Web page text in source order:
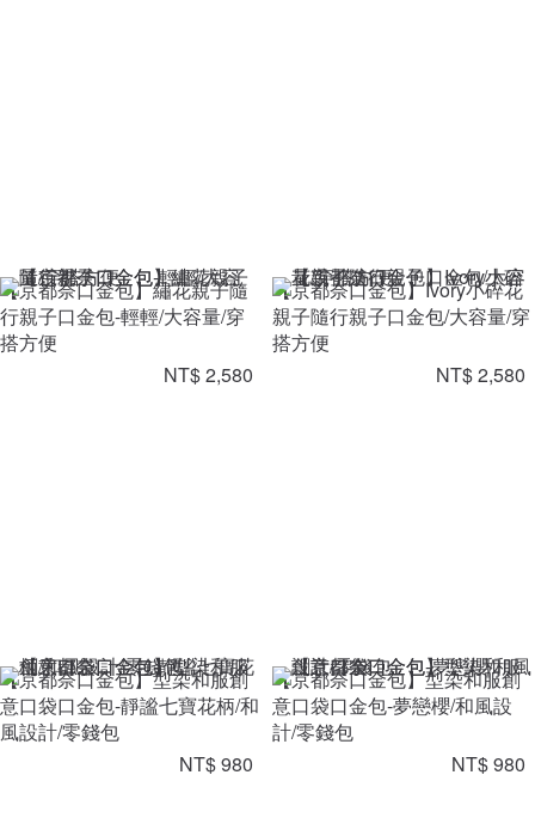
【京都奈口金包】繡花親子隨
行親子口金包-輕輕/大容量/穿
搭方便
NT$ 2,580
【京都奈口金包】Ivory小碎花
親子隨行親子口金包/大容量/穿
搭方便
NT$ 2,580
【京都奈口金包】型染和服創
意口袋口金包-靜謐七寶花柄/和
風設計/零錢包
NT$ 980
【京都奈口金包】型染和服創
意口袋口金包-夢戀櫻/和風設
計/零錢包
NT$ 980